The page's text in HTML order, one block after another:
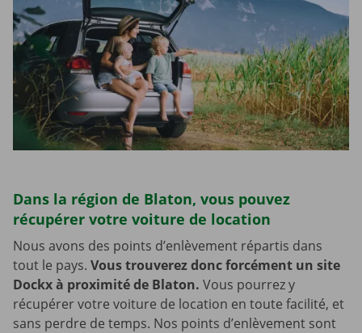
Dans la région de Blaton, vous pouvez
récupérer votre voiture de location
Nous avons des points d’enlèvement répartis dans
tout le pays. Vous trouverez donc forcément un site
Dockx à proximité de Blaton. Vous pourrez y
récupérer votre voiture de location en toute facilité, et
sans perdre de temps. Nos points d’enlèvement sont